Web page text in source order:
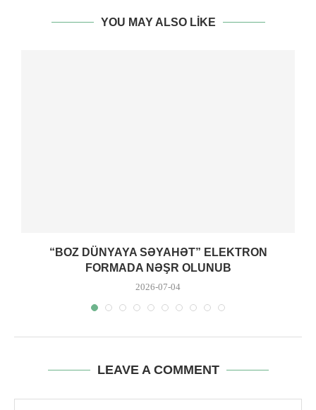
YOU MAY ALSO LIKE
“BOZ DÜNYAYA SƏYAHƏT” ELEKTRON
FORMADA NƏŞR OLUNUB
2026-07-04
LEAVE A COMMENT